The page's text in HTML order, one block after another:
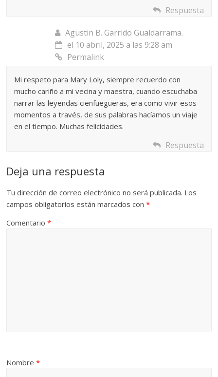
Respuesta
Agustin B. Garrido Gualdarrama.
el 10 abril, 2025 a las 9:28 am
Permalink
Mi respeto para Mary Loly, siempre recuerdo con
mucho cariño a mi vecina y maestra, cuando escuchaba
narrar las leyendas cienfuegueras, era como vivir esos
momentos a través, de sus palabras hacíamos un viaje
en el tiempo. Muchas felicidades.
Respuesta
Deja una respuesta
Tu dirección de correo electrónico no será publicada. Los
campos obligatorios están marcados con*
Comentario*
Nombre*